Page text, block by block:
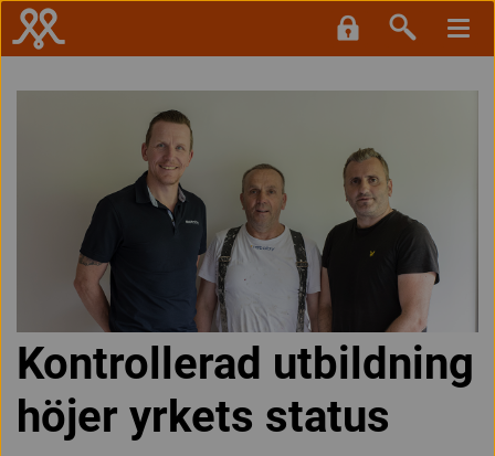
Kontrollerad utbildning
höjer yrkets status